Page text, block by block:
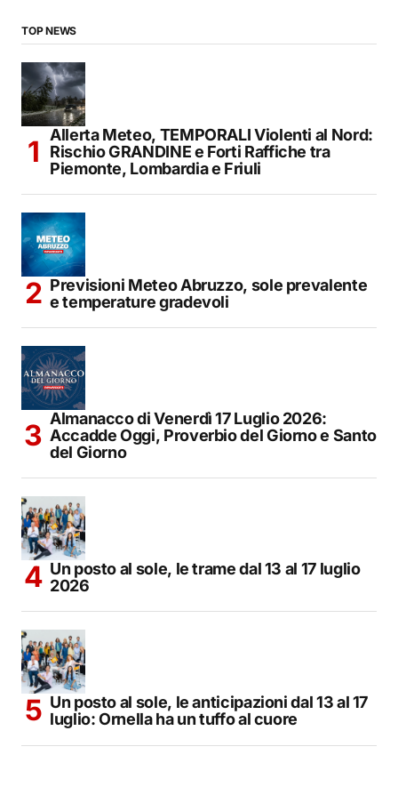
TOP NEWS
Allerta Meteo, TEMPORALI Violenti al Nord:
Rischio GRANDINE e Forti Raffiche tra
Piemonte, Lombardia e Friuli
Previsioni Meteo Abruzzo, sole prevalente
e temperature gradevoli
Almanacco di Venerdì 17 Luglio 2026:
Accadde Oggi, Proverbio del Giorno e Santo
del Giorno
Un posto al sole, le trame dal 13 al 17 luglio
2026
Un posto al sole, le anticipazioni dal 13 al 17
luglio: Ornella ha un tuffo al cuore